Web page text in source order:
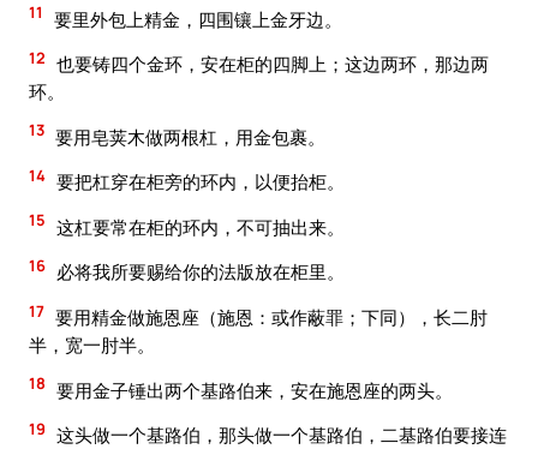
11 要里外包上精金，四围镶上金牙边。
12 也要铸四个金环，安在柜的四脚上；这边两环，那边两
环。
13 要用皂荚木做两根杠，用金包裹。
14 要把杠穿在柜旁的环内，以便抬柜。
15 这杠要常在柜的环内，不可抽出来。
16 必将我所要赐给你的法版放在柜里。
17 要用精金做施恩座（施恩：或作蔽罪；下同），长二肘
半，宽一肘半。
18 要用金子锤出两个基路伯来，安在施恩座的两头。
19 这头做一个基路伯，那头做一个基路伯，二基路伯要接连